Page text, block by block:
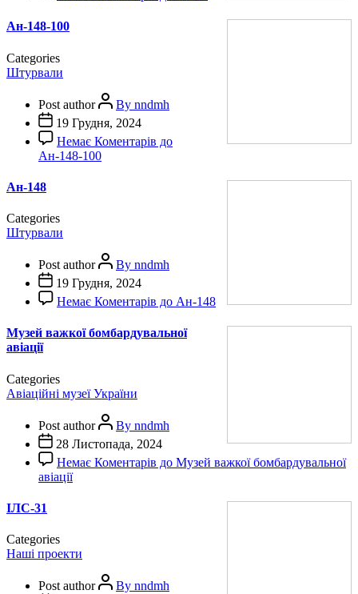
Ан-148-100
Categories
Штурвали
Post author
By nndmh
19 Грудня, 2024
Немає Коментарів до
Ан-148-100
Ан-148
Categories
Штурвали
Post author
By nndmh
19 Грудня, 2024
Немає Коментарів до Ан-148
Музей важкої бомбардувальної
авіації
Categories
Авіаційні музеї України
Post author
By nndmh
28 Листопада, 2024
Немає Коментарів до Музей важкої бомбардувальної
авіації
ІЛС-31
Categories
Наші проекти
Post author
By nndmh